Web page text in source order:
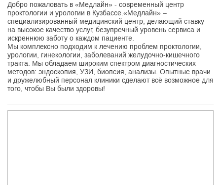
Добро пожаловать в «Медлайн» - современный центр
проктологии и урологии в Кузбассе.«Медлайн» –
специализированный медицинский центр, делающий ставку
на высокое качество услуг, безупречный уровень сервиса и
искреннюю заботу о каждом пациенте.
Мы комплексно подходим к лечению проблем проктологии,
урологии, гинекологии, заболеваний желудочно-кишечного
тракта. Мы обладаем широким спектром диагностических
методов: эндоскопия, УЗИ, биопсия, анализы. Опытные врачи
и дружелюбный персонал клиники сделают всё возможное для
того, чтобы Вы были здоровы!